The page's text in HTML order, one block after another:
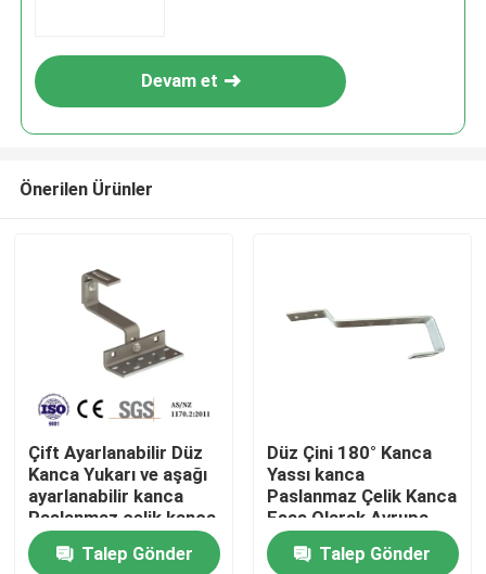
Ev
Devam et
Önerilen Ürünler
Çift Ayarlanabilir Düz
Kanca Yukarı ve aşağı
ayarlanabilir kanca
Paslanmaz çelik kanca
Esas olarak Avrupa
için
Talep Gönder
Düz Çini 180° Kanca
Yassı kanca
Paslanmaz Çelik Kanca
Esas Olarak Avrupa
İçin
Talep Gönder